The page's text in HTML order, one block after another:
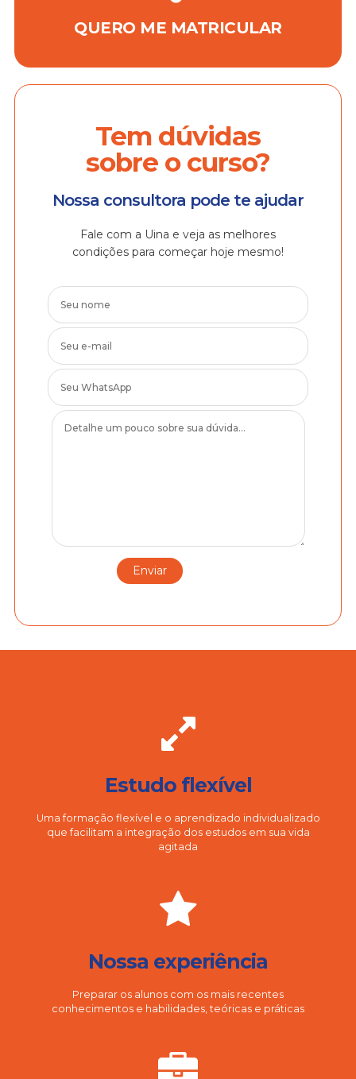
QUERO ME MATRICULAR
Tem dúvidas
sobre o curso?
Nossa consultora pode te ajudar
Fale com a Uina e veja as melhores
condições para começar hoje mesmo!
Estudo flexível
Uma formação flexível e o aprendizado individualizado
que facilitam a integração dos estudos em sua vida
agitada
Nossa experiência
Preparar os alunos com os mais recentes
conhecimentos e habilidades, teóricas e práticas